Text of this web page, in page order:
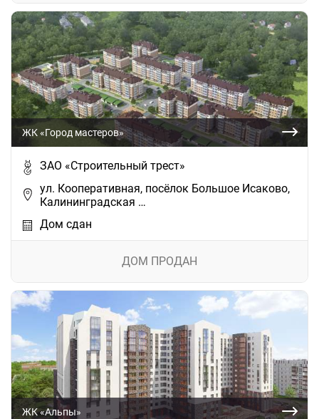
ЖК «Город мастеров»
ЗАО «Строительный трест»
ул. Кооперативная, посёлок Большое Исаково,
Калининградская …
Дом сдан
ДОМ ПРОДАН
ЖК «Альпы»